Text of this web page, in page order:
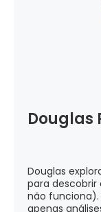
Douglas
Douglas
para
não funciona).
apenas